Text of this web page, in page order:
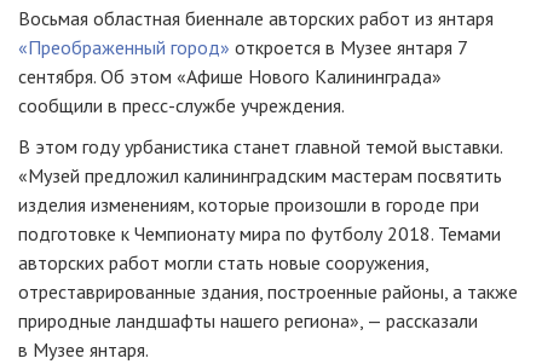
Восьмая областная биеннале авторских работ из янтаря
«Преображенный город» откроется в Музее янтаря 7
сентября. Об этом «Афише Нового Калининграда»
сообщили в пресс-службе учреждения.
В этом году урбанистика станет главной темой выставки.
«Музей предложил калининградским мастерам посвятить
изделия изменениям, которые произошли в городе при
подготовке к Чемпионату мира по футболу 2018. Темами
авторских работ могли стать новые сооружения,
отреставрированные здания, построенные районы, а также
природные ландшафты нашего региона», — рассказали
в Музее янтаря.